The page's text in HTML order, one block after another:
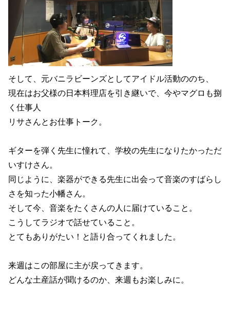
そして、元バニラビーンズとしてアイドル活動ののち、
現在はお父様の日本料理店を引き継いで、今やマグロも捌
く仕事人
リサさんとお仕事トーク。
ギターを弾く先生に憧れて、学校の先生になりたかっただ
いすけさん。
同じように、楽器ができる先生に出会って音楽のすばらし
さを知った小幡さん。
そして今、音楽をたくさんの人に届けていること。
こうしてラジオで話せていること。
とてもありがたい！と語り合ってくれました。
来週はこの部屋に主が戻ってきます。
どんな土産話が聞けるのか、来週もお楽しみに。